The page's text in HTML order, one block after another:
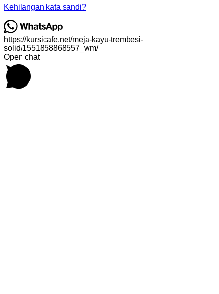
Kehilangan kata sandi?
https://kursicafe.net/meja-kayu-trembesi-
solid/1551858868557_wm/
Open chat